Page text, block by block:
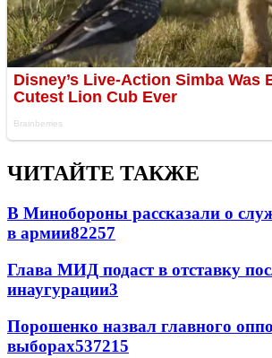
ЧИТАЙТЕ ТАКЖЕ
В Минобороны рассказали о
в армии82257
Глава МИД подаст в отставку
инаугурации3
Порошенко назвал главного
выборах537215